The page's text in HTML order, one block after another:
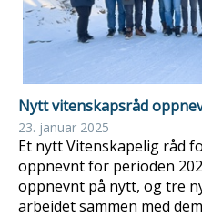
Nytt vitenskapsråd
23. januar 2025
Et nytt Vitenskapelig råd
oppnevnt for perioden
oppnevnt på nytt, og tre
arbeidet sammen med